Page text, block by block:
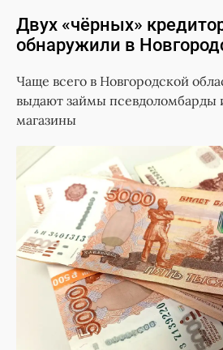
Двух «чёрных»
обнаружили в
Чаще всего в Новгородской
выдают займы псевдоломбарды
магазины